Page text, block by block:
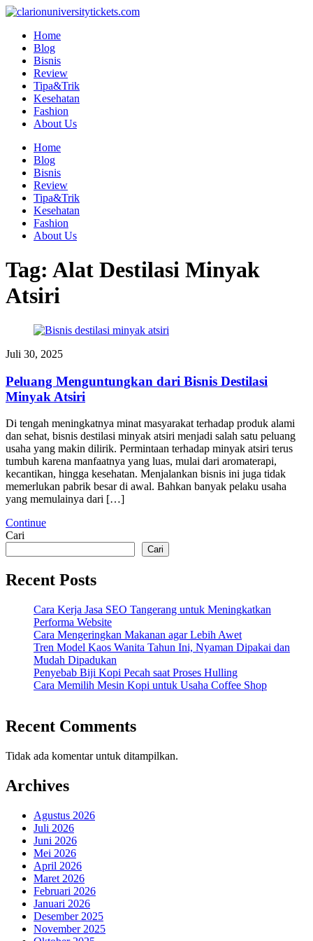
Skip
contentHome
Blog
Bisnis
Review
Tipa&Trik
Kesehatan
Fashion
About Us
Home
Blog
Bisnis
Review
Tipa&Trik
Kesehatan
Fashion
About Us
Tag: Alat Destilasi Minyak
Atsiri
Juli 30, 2025
Peluang Menguntungkan dari Bisnis Destilasi
Minyak Atsiri
Di tengah meningkatnya minat masyarakat terhadap produk alami
dan sehat, bisnis destilasi minyak atsiri menjadi salah satu peluang
usaha yang makin dilirik. Permintaan terhadap minyak atsiri terus
tumbuh karena manfaatnya yang luas, mulai dari aromaterapi,
kecantikan, hingga kesehatan. Menjalankan bisnis ini juga tidak
memerlukan pabrik besar di awal. Bahkan banyak pelaku usaha
yang memulainya dari […]
Continue
Cari
Cari
Recent Posts
Cara Kerja Jasa SEO Tangerang untuk Meningkatkan
Performa Website
Cara Mengeringkan Makanan agar Lebih Awet
Tren Model Kaos Wanita Tahun Ini, Nyaman Dipakai dan
Mudah Dipadukan
Penyebab Biji Kopi Pecah saat Proses Hulling
Cara Memilih Mesin Kopi untuk Usaha Coffee Shop
Recent Comments
Tidak ada komentar untuk ditampilkan.
Archives
Agustus 2026
Juli 2026
Juni 2026
Mei 2026
April 2026
Maret 2026
Februari 2026
Januari 2026
Desember 2025
November 2025